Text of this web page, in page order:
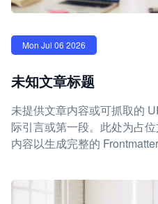
Mon Jul 06 2026
未知文章标题
未提供文章内容或可抓取的
际引言或第一段。此处为占
内容以生成完整的 Frontmatter